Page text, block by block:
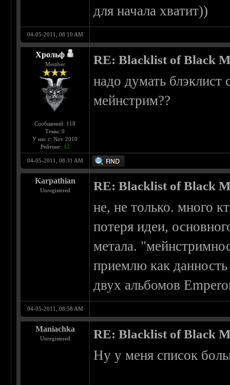
для начала хватит))
04-05-2011, 08:10 AM
Хрольф
Member
Сообщений: 118
Темы: 0
У нас с: Nov 2010
Рейтинг: 12
RE: Blacklist of Black
надо думать блэклист
мейнстрим??
04-05-2011, 08:31 AM
Karpathian
Unregistered RE: Blacklist of Black
не, не только. много
потеря идеи,
метала.
приемлю как
двух альбомов
04-05-2011, 08:58 AM
Maniachka
Unregistered RE: Blacklist of Black
Ну у меня список